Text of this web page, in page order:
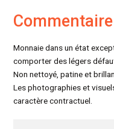
Commentaire
Monnaie dans un état
comporter des légers
Non nettoyé, patine et
Les photographies et
caractère contractuel.